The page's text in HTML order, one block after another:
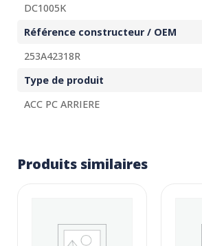
DC1005K
Référence constructeur / OEM
253A42318R
Type de produit
ACC PC ARRIERE
Produits similaires